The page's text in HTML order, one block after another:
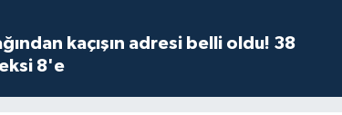
kaçışın adresi belli oldu! 38
8'e